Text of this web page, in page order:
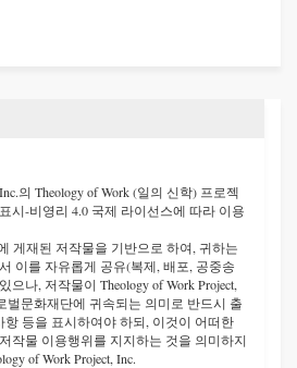
의 Theology of Work (일의 신학) 프로젝
시-비영리 4.0 국제 라이선스에 따라 이용
게재된 저작물을 기반으로 하여, 귀하는
이를 자유롭게 공유(복제, 배포, 공중송
으나, 저작물이 Theology of Work Project,
벌문화재단에 귀속되는 의미로 반드시 출
항 등을 표시하여야 하되, 이것이 어떠한
작물 이용행위를 지지하는 것을 의미하지
of Work Project, Inc.